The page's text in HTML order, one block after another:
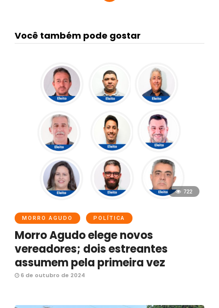
Você também pode gostar
722
MORRO AGUDO POLÍTICA
Morro Agudo elege novos
vereadores; dois estreantes
assumem pela primeira vez
6 de outubro de 2024